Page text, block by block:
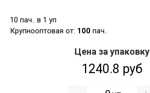
10 пач.. в 1 уп
Крупнооптовая от: 100 пач..
Цена за упаковку
1240.8 руб